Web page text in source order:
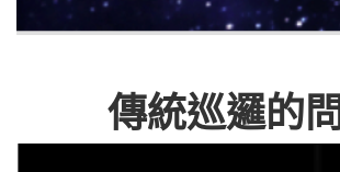
傳統巡邏的